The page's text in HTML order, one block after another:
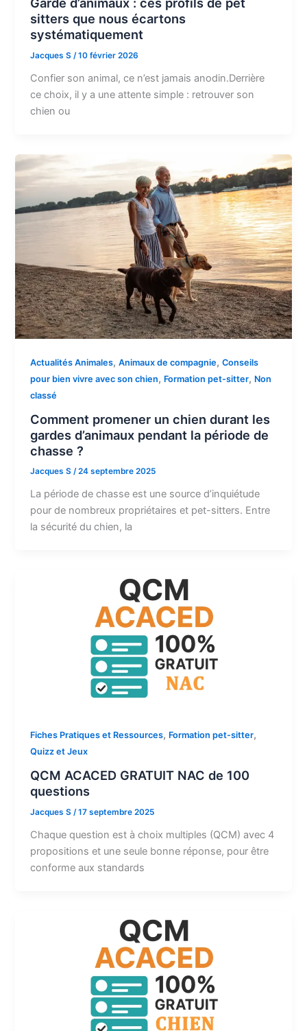
Garde d’animaux : ces profils de pet
sitters que nous écartons
systématiquement
Jacques S/10 février 2026
Confier son animal, ce n’est jamais anodin.Derrière
ce choix, il y a une attente simple : retrouver son
chien ou
Actualités Animales,Animaux de compagnie,Conseils
pour bien vivre avec son chien, Formation pet-sitter, Non
classé
Comment promener un chien durant les
gardes d’animaux pendant la période de
chasse ?
Jacques S/24 septembre 2025
La période de chasse est une source d’inquiétude
pour de nombreux propriétaires et pet-sitters. Entre
la sécurité du chien, la
Fiches Pratiques et Ressources, Formation pet-sitter,
Quizz et Jeux
QCM ACACED GRATUIT NAC de 100
questions
Jacques S/17 septembre 2025
Chaque question est à choix multiples (QCM) avec 4
propositions et une seule bonne réponse, pour être
conforme aux standards